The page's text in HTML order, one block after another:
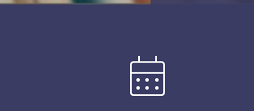
calendar_month